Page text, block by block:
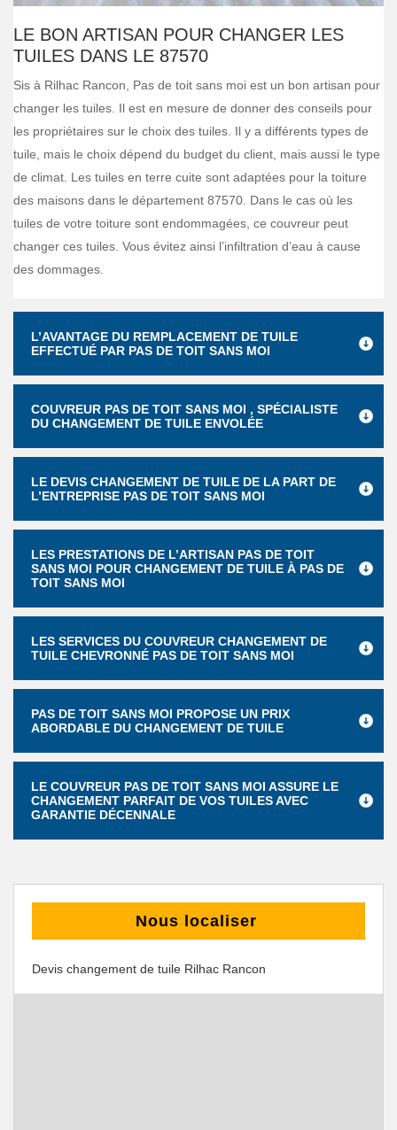
LE BON ARTISAN POUR CHANGER LES
TUILES DANS LE 87570
Sis à Rilhac Rancon, Pas de toit sans moi est un bon artisan pour
changer les tuiles. Il est en mesure de donner des conseils pour
les propriétaires sur le choix des tuiles. Il y a différents types de
tuile, mais le choix dépend du budget du client, mais aussi le type
de climat. Les tuiles en terre cuite sont adaptées pour la toiture
des maisons dans le département 87570. Dans le cas où les
tuiles de votre toiture sont endommagées, ce couvreur peut
changer ces tuiles. Vous évitez ainsi l’infiltration d’eau à cause
des dommages.
L’AVANTAGE DU REMPLACEMENT DE TUILE
EFFECTUÉ PAR PAS DE TOIT SANS MOI
COUVREUR PAS DE TOIT SANS MOI , SPÉCIALISTE
DU CHANGEMENT DE TUILE ENVOLÉE
LE DEVIS CHANGEMENT DE TUILE DE LA PART DE
L’ENTREPRISE PAS DE TOIT SANS MOI
LES PRESTATIONS DE L’ARTISAN PAS DE TOIT
SANS MOI POUR CHANGEMENT DE TUILE À PAS DE
TOIT SANS MOI
LES SERVICES DU COUVREUR CHANGEMENT DE
TUILE CHEVRONNÉ PAS DE TOIT SANS MOI
PAS DE TOIT SANS MOI PROPOSE UN PRIX
ABORDABLE DU CHANGEMENT DE TUILE
LE COUVREUR PAS DE TOIT SANS MOI ASSURE LE
CHANGEMENT PARFAIT DE VOS TUILES AVEC
GARANTIE DÉCENNALE
Nous localiser
Devis changement de tuile Rilhac Rancon